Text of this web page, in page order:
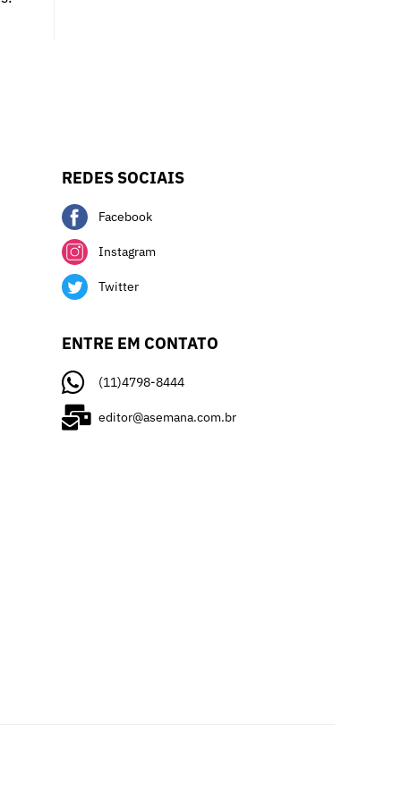
REDES SOCIAIS
Facebook
Instagram
Twitter
ENTRE EM CONTATO
(11)4798-8444
editor@asemana.com.br